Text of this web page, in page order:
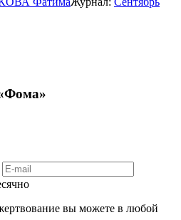
вы можете в любой